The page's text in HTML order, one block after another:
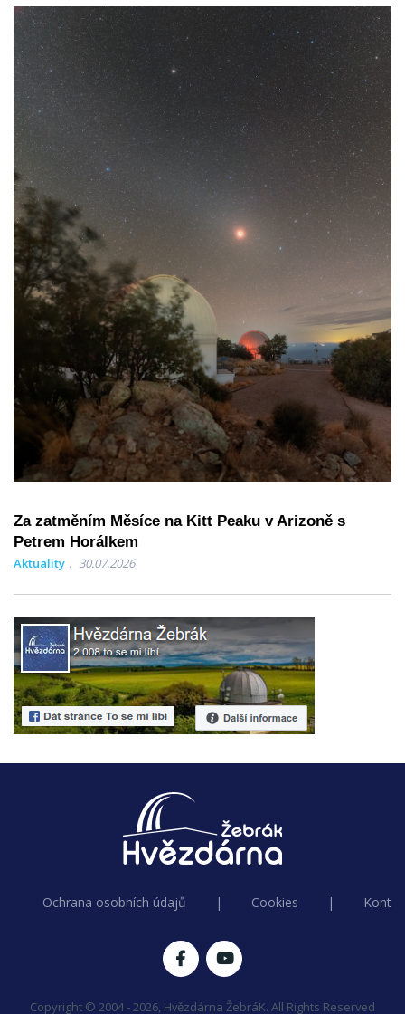
Za zatměním Měsíce na Kitt Peaku v Arizoně s
Petrem Horálkem
Aktuality 30.07.2026
Ochrana osobních údajů | Cookies |
Copyright © 2004 - 2026, Hvězdárna ŽebráK. All Rights Reserved